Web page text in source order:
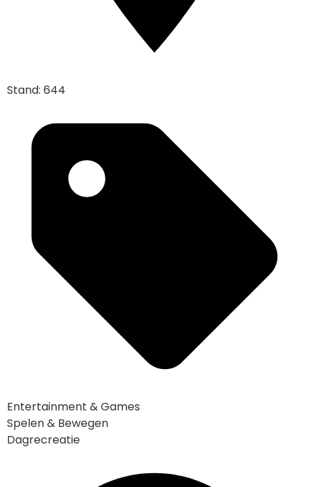
Stand: 644
Entertainment & Games
Spelen & Bewegen
Dagrecreatie